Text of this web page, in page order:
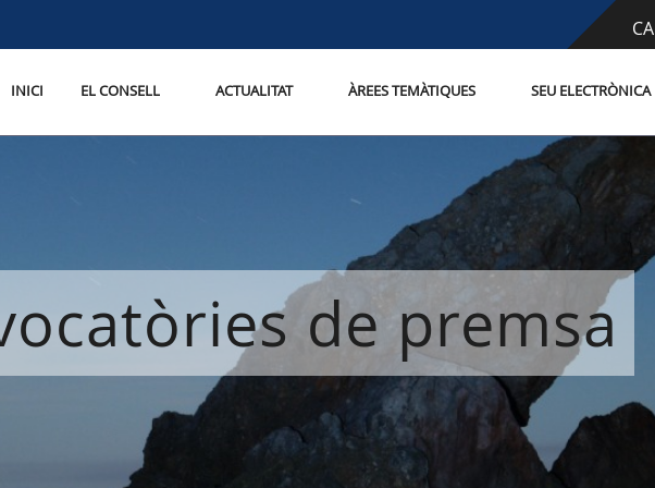
CA
ES
INICI EL CONSELL ACTUALITAT ÀREES TEMÀTIQUES SEU ELECTRÒNICA
de premsa